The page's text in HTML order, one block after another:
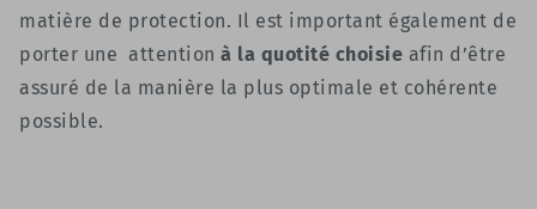
matière de protection. Il est important également de
porter une attention à la quotité choisie afin d’être
assuré de la manière la plus optimale et cohérente
possible.